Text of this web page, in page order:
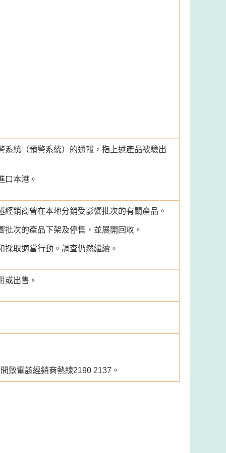
統（預警系統）的通報，指上述產品被驗出
口本港。
銷商曾在本地分銷受影響批次的有關產品。
次的產品下架及停售，並展開回收。
取適當行動。調查仍然繼續。
或出售。
致電該經銷商熱線2190 2137。